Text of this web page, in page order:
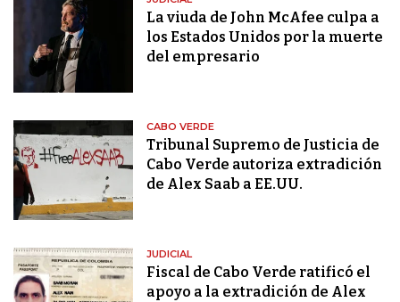
La viuda de John McAfee culpa a
los Estados Unidos por la muerte
del empresario
CABO VERDE
Tribunal Supremo de Justicia de
Cabo Verde autoriza extradición
de Alex Saab a EE.UU.
JUDICIAL
Fiscal de Cabo Verde ratificó el
apoyo a la extradición de Alex